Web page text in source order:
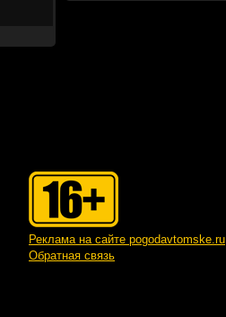
Реклама на сайте pogodavtomske.ru
Обратная связь